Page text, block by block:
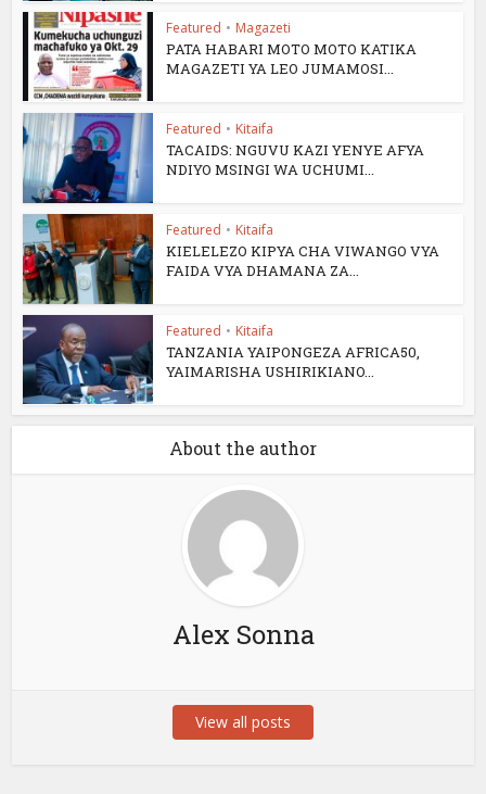
Featured • Magazeti
PATA HABARI MOTO MOTO KATIKA
MAGAZETI YA LEO JUMAMOSI...
Featured • Kitaifa
TACAIDS: NGUVU KAZI YENYE AFYA
NDIYO MSINGI WA UCHUMI...
Featured • Kitaifa
KIELELEZO KIPYA CHA VIWANGO VYA
FAIDA VYA DHAMANA ZA...
Featured • Kitaifa
TANZANIA YAIPONGEZA AFRICA50,
YAIMARISHA USHIRIKIANO...
About the author
Alex Sonna
View all posts